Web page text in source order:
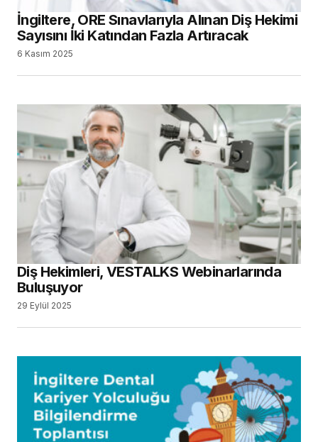
İngiltere, ORE Sınavlarıyla Alınan Diş Hekimi
Sayısını İki Katından Fazla Artıracak
6 Kasım 2025
Diş Hekimleri, VESTALKS Webinarlarında
Buluşuyor
29 Eylül 2025